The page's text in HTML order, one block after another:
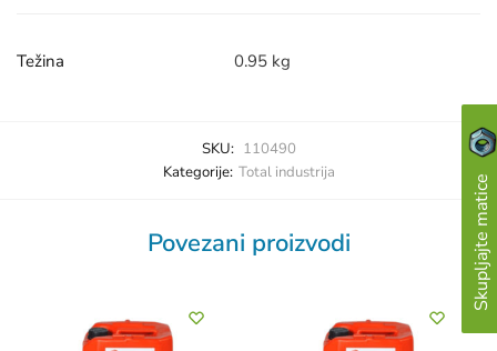
Težina 0.95 kg
SKU: 110490
Kategorije: Total industrija
Povezani proizvodi Skupljajte matice